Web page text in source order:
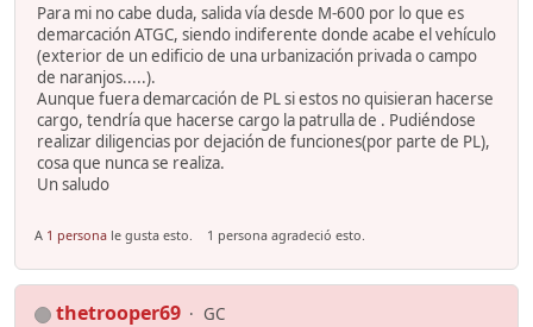
Para mi no cabe duda, salida vía desde M-600 por lo que es
demarcación ATGC, siendo indiferente donde acabe el vehículo
(exterior de un edificio de una urbanización privada o campo
de naranjos.....).
Aunque fuera demarcación de PL si estos no quisieran hacerse
cargo, tendría que hacerse cargo la patrulla de . Pudiéndose
realizar diligencias por dejación de funciones(por parte de PL),
cosa que nunca se realiza.
Un saludo
A 1 persona le gusta esto. 1 persona agradeció esto.
thetrooper69
GC